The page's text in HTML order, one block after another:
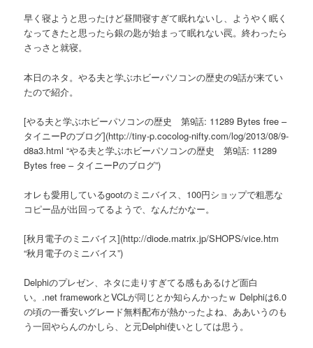
早く寝ようと思ったけど昼間寝すぎて眠れないし、ようやく眠く
なってきたと思ったら銀の匙が始まって眠れない罠。終わったら
さっさと就寝。
本日のネタ。やる夫と学ぶホビーパソコンの歴史の9話が来てい
たので紹介。
[やる夫と学ぶホビーパソコンの歴史 第9話: 11289 Bytes free –
タイニーPのブログ](http://tiny-p.cocolog-nifty.com/log/2013/08/9-
d8a3.html “やる夫と学ぶホビーパソコンの歴史 第9話: 11289
Bytes free – タイニーPのブログ”)
オレも愛用しているgootのミニバイス、100円ショップで粗悪な
コピー品が出回ってるようで、なんだかなー。
[秋月電子のミニバイス](http://diode.matrix.jp/SHOPS/vice.htm
“秋月電子のミニバイス”)
Delphiのプレゼン、ネタに走りすぎてる感もあるけど面白
い。.net frameworkとVCLが同じとか知らんかったｗ Delphiは6.0
の頃の一番安いグレード無料配布が熱かったよね、ああいうのも
う一回やらんのかしら、と元Delphi使いとしては思う。